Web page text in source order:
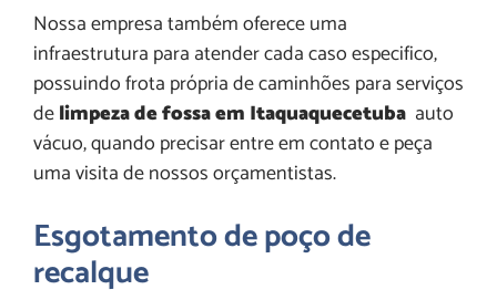
Nossa empresa também oferece uma
infraestrutura para atender cada caso especifico,
possuindo frota própria de caminhões para serviços
delimpeza de fossa em Itaquaquecetuba auto
vácuo, quando precisar entre em contato e peça
uma visita de nossos orçamentistas.
Esgotamento de poço de
recalque